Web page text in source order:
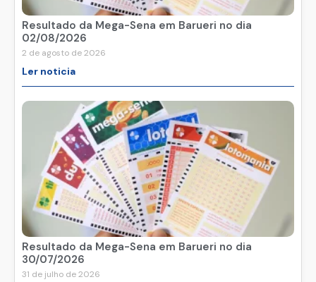
Resultado da Mega-Sena em Barueri no dia
02/08/2026
2 de agosto de 2026
Ler noticia
Resultado da Mega-Sena em Barueri no dia
30/07/2026
31 de julho de 2026